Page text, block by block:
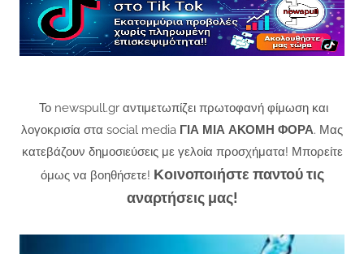
Το newspull.gr αντιμετωπίζει πρωτοφανή φίμωση και
λογοκρισία στα social media ΓΙΑ ΜΙΑ ΑΚΟΜΗ ΦΟΡΑ. Μας
κατεβάζουν δημοσιεύσεις με γελοία προσχήματα! Μπορείτε
όμως να βοηθήσετε! Κοινοποιήστε παντού τις
αναρτήσεις μας!